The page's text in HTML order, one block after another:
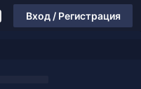
Вход / Регистрация